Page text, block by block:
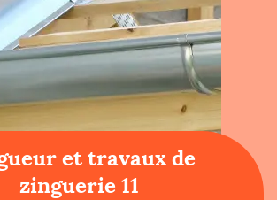
et travaux de
zinguerie 11